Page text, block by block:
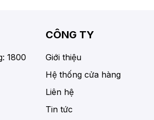
1800
CÔNG TY
Giới thiệu
Hệ thống cửa hàng
Liên hệ
Tin tức